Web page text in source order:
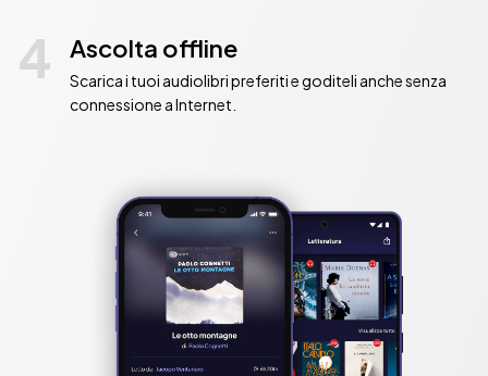
4 Ascolta offline
Scarica i tuoi audiolibri preferiti e goditeli anche senza
connessione a Internet.